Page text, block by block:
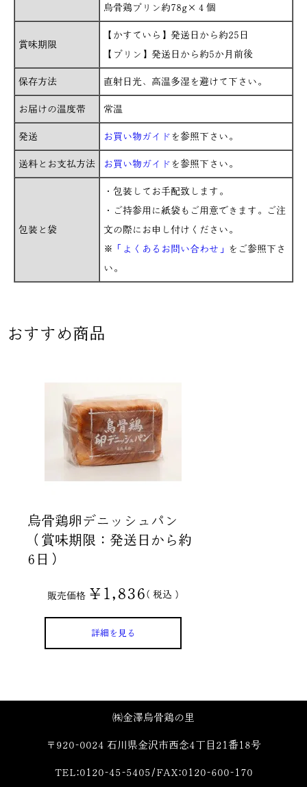
烏骨鶏プリン約78g×４個
賞味期限
【かすていら】発送日から約25日
【プリン】発送日から約5か月前後
保存方法 直射日光、高温多湿を避けて下さい。
お届けの温度帯 常温
発送 お買い物ガイド を参照下さい。
送料とお支払方法 お買い物ガイド を参照下さい。
包装と袋
・包装してお手配致します。
・ご持参用に紙袋もご用意できます。ご注
文の際にお申し付けください。
※
「よくあるお問い合わせ」
をご参照下さ
い。
おすすめ商品
烏骨鶏卵デニッシュパン
（賞味期限：発送日から約
6日）
販売価格 ¥ 1,836 税込
詳細を見る
㈱金澤烏骨鶏の里
〒920-0024 石川県金沢市西念4丁目21番18号
TEL:0120-45-5405/FAX:0120-600-170